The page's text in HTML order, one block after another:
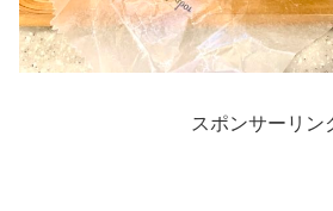
スポンサーリン